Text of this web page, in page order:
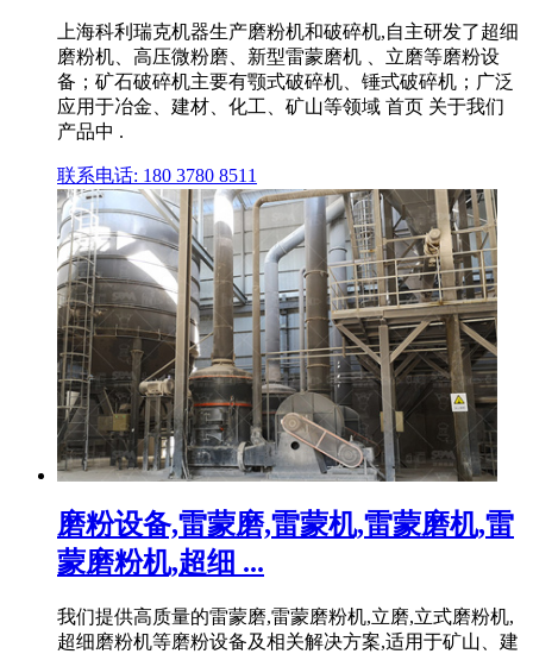
上海科利瑞克机器生产磨粉机和破碎机,自主研发了超细
磨粉机、高压微粉磨、新型雷蒙磨机 、立磨等磨粉设
备；矿石破碎机主要有颚式破碎机、锤式破碎机；广泛
应用于冶金、建材、化工、矿山等领域 首页 关于我们
产品中 .
联系电话: 180 3780 8511
磨粉设备,雷蒙磨,雷蒙机,雷蒙磨机,雷
蒙磨粉机,超细 ...
我们提供高质量的雷蒙磨,雷蒙磨粉机,立磨,立式磨粉机,
超细磨粉机等磨粉设备及相关解决方案,适用于矿山、建